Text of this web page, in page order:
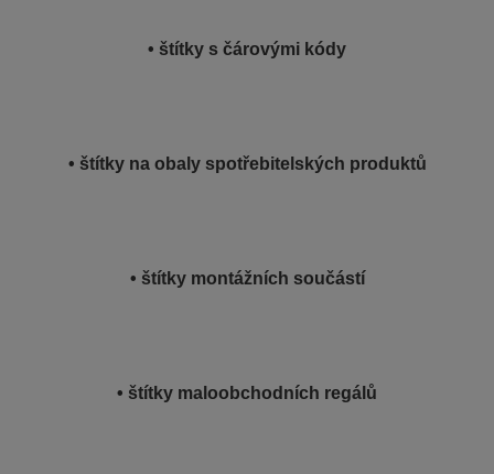
• štítky s čárovými kódy
• štítky na obaly spotřebitelských produktů
• štítky montážních součástí
• štítky maloobchodních regálů